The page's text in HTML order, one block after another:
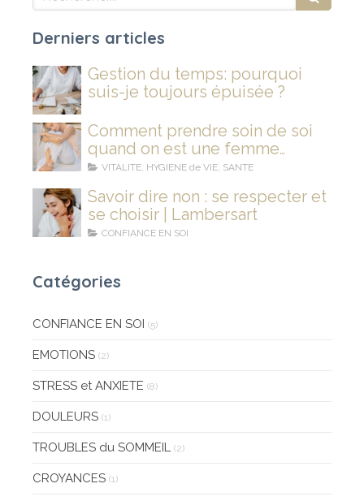
Derniers articles
Gestion du temps: pourquoi
suis-je toujours épuisée ?
Comment prendre soin de soi
quand on est une femme
stressée et fatiguée ?
VITALITE, HYGIENE de VIE, SANTE
Savoir dire non : se respecter et
se choisir | Lambersart
CONFIANCE EN SOI
Catégories
CONFIANCE EN SOI (5)
EMOTIONS (2)
STRESS et ANXIETE (8)
DOULEURS (1)
TROUBLES du SOMMEIL (2)
CROYANCES (1)